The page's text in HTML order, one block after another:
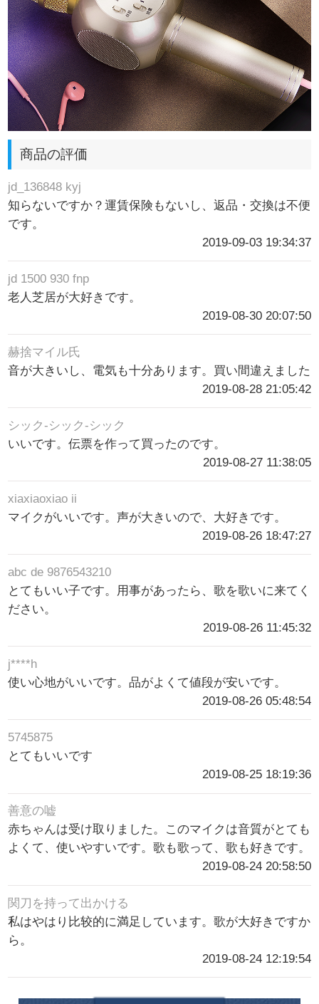
商品の評価
jd_136848 kyj
知らないですか？運賃保険もないし、返品・交換は不便
です。
2019-09-03 19:34:37
jd 1500 930 fnp
老人芝居が大好きです。
2019-08-30 20:07:50
赫捨マイル氏
音が大きいし、電気も十分あります。買い間違えました
2019-08-28 21:05:42
シック-シック-シック
いいです。伝票を作って買ったのです。
2019-08-27 11:38:05
xiaxiaoxiao ii
マイクがいいです。声が大きいので、大好きです。
2019-08-26 18:47:27
abc de 9876543210
とてもいい子です。用事があったら、歌を歌いに来てく
ださい。
2019-08-26 11:45:32
j****h
使い心地がいいです。品がよくて値段が安いです。
2019-08-26 05:48:54
5745875
とてもいいです
2019-08-25 18:19:36
善意の嘘
赤ちゃんは受け取りました。このマイクは音質がとても
よくて、使いやすいです。歌も歌って、歌も好きです。
2019-08-24 20:58:50
関刀を持って出かける
私はやはり比较的に満足しています。歌が大好きですか
ら。
2019-08-24 12:19:54